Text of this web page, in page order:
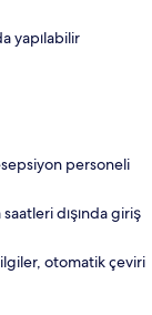
yapılabilir
personeli
dışında giriş
otomatik çeviri